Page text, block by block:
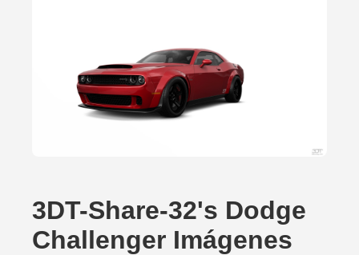
3DT-Share-32's Dodge
Challenger Imágenes